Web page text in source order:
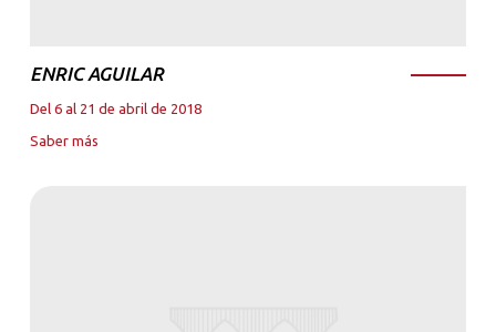
ENRIC AGUILAR
Del 6 al 21 de abril de 2018
Saber más